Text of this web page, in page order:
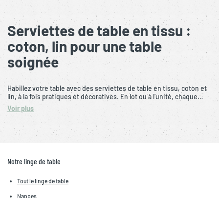
Serviettes de table en tissu :
coton, lin pour une table
soignée
Habillez votre table avec des serviettes de table en tissu, coton et
lin, à la fois pratiques et décoratives. En lot ou à l’unité, chaque…
Voir plus
Notre linge de table
Tout le linge de table
Nappes